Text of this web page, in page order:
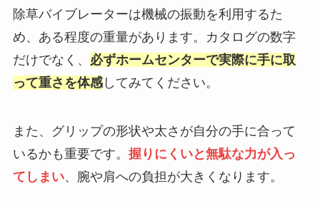
除草バイブレーターは機械の振動を利用するた
め、ある程度の重量があります。カタログの数字
だけでなく、 必ずホームセンターで実際に手に取
って重さを体感してみてください。
また、グリップの形状や太さが自分の手に合って
いるかも重要です。 握りにくいと無駄な力が入っ
てしまい、腕や肩への負担が大きくなります。